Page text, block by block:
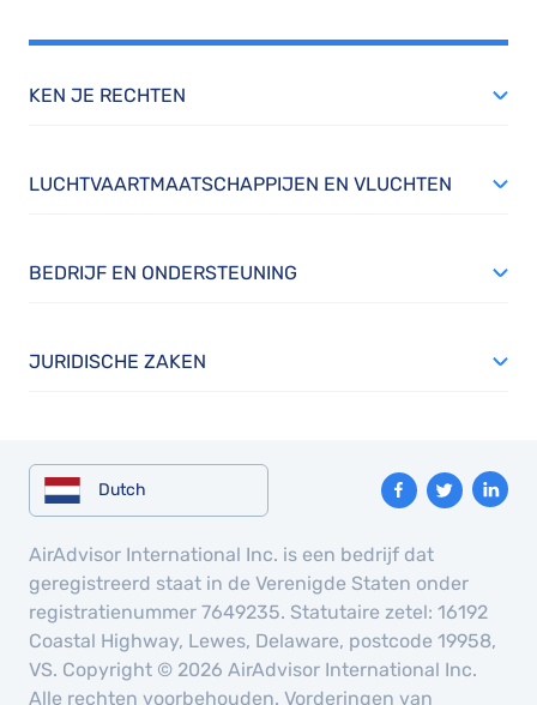
KEN JE RECHTEN
LUCHTVAARTMAATSCHAPPIJEN EN VLUCHTEN
BEDRIJF EN ONDERSTEUNING
JURIDISCHE ZAKEN
Dutch
AirAdvisor International Inc. is een bedrijf dat
geregistreerd staat in de Verenigde Staten onder
registratienummer 7649235. Statutaire zetel: 16192
Coastal Highway, Lewes, Delaware, postcode 19958,
VS. Copyright © 2026 AirAdvisor International Inc.
Alle rechten voorbehouden. Vorderingen van